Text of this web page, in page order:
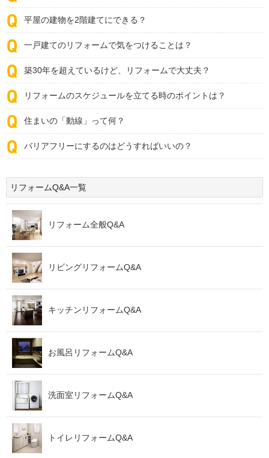
平屋の建物を2階建てにできる？
一戸建てのリフォームで気をつけることは？
築30年を超えているけど、リフォームで大丈夫？
リフォームのスケジュールを立てる時のポイントは？
住まいの「動線」って何？
バリアフリーにするのはどうすればいいの？
リフォームQ&A一覧
リフォーム全般Q&A
リビングリフォームQ&A
キッチンリフォームQ&A
お風呂リフォームQ&A
洗面室リフォームQ&A
トイレリフォームQ&A